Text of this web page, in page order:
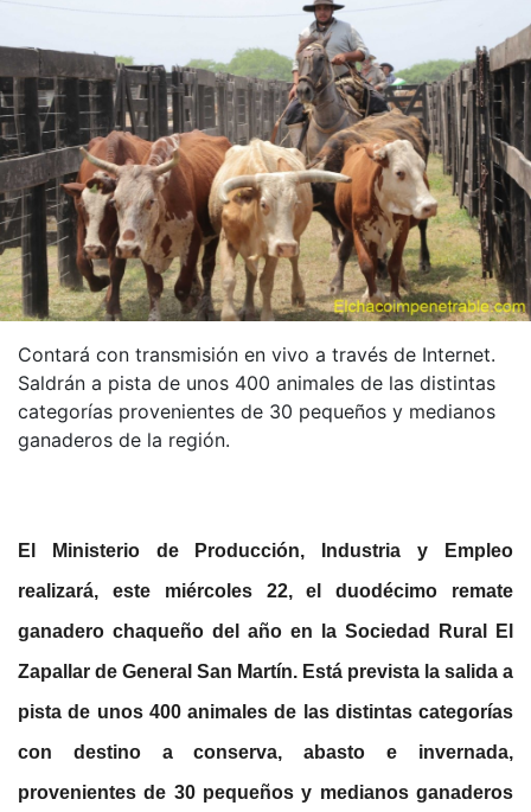
Contará con transmisión en vivo a través de Internet.
Saldrán a pista de unos 400 animales de las distintas
categorías provenientes de 30 pequeños y medianos
ganaderos de la región.
El Ministerio de Producción, Industria y Empleo
realizará, este miércoles 22, el duodécimo remate
ganadero chaqueño del año en la Sociedad Rural El
Zapallar de General San Martín. Está prevista la salida a
pista de unos 400 animales de las distintas categorías
con destino a conserva, abasto e invernada,
provenientes de 30 pequeños y medianos ganaderos